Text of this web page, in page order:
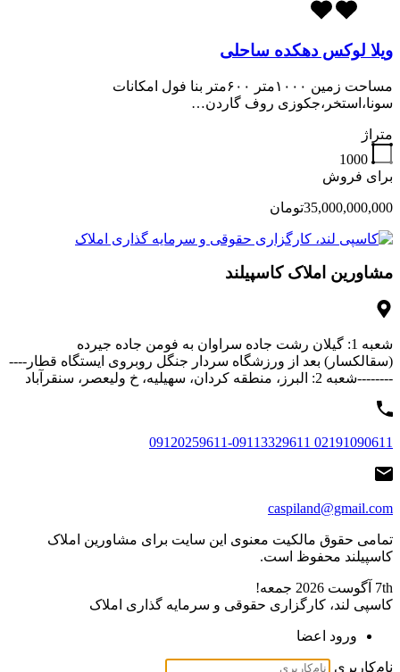
ویلا لوکس دهکده ساحلی
مساحت زمین ۱۰۰۰متر ۶۰۰متر بنا فول امکانات
سونا،استخر،جکوزی روف گاردن…
متراژ
1000
برای فروش
35,000,000,000تومان
مشاورین املاک کاسپیلند
شعبه 1: گیلان رشت جاده سراوان به فومن جاده جیرده
(سقالکسار) بعد از ورزشگاه سردار جنگل روبروی ایستگاه قطار----
--------شعبه 2: البرز، منطقه کردان، سهیلیه، خ ولیعصر، سنقرآباد
02191090611 09120259611-09113329611
caspiland@gmail.com
تمامی حقوق مالکیت معنوی این ‌سایت برای مشاورین املاک
کاسپیلند محفوظ است.
7th آگوست 2026
جمعه!
کاسپی لند، کارگزاری حقوقی و سرمایه گذاری املاک
ورود اعضا
نام‌کاربری